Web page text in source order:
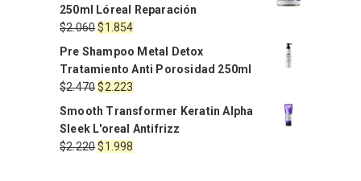
250ml Lóreal Reparación
$2.060El
original
era:
$2.060.
$1.854El
precio
actual
es:
$1.854.
Pre Shampoo Metal Detox
Tratamiento Anti Porosidad 250ml
$2.470El
precio
original
era:
$2.470.
$2.223
precio
actual
es:
$2.223.
Smooth Transformer Keratin Alpha
Sleek L'oreal Antifrizz
$2.220El
$1.998